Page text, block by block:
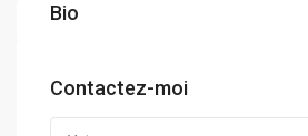
Bio
Contactez-moi